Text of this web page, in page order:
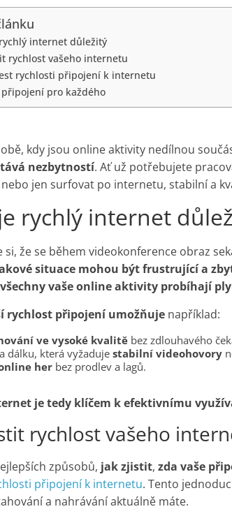
internet důležitý
rychlost vašeho internetu
rychlosti připojení k internetu
pro každého
kdy jsou online aktivity nedílnou
nezbytností. Ať už potřebujete
jen surfovat po internetu, stabilní a
rychlý internet
si, že se během videokonference obraz
situace mohou být frustrující a
všechny vaše online aktivity probíhají
rychlost připojení umožňuje například:
ve vysoké kvalitě bez zdlouhavého
dálku, která vyžaduje stabilní videohovory
her bez prodlev a lagů.
je tedy klíčem k efektivnímu
rychlost vašeho
způsobů, jak zjistit, zda vaše
připojení k internetu. Tento
a nahrávání aktuálně máte.